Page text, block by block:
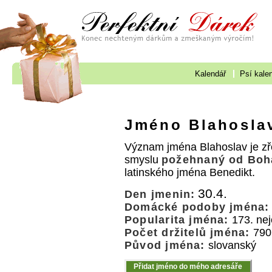
Kalendář Psí
Jméno
Význam jména Blahoslav je
smyslu požehnaný od
latinského jména Benedikt.
Den jmenin: 30.4.
Domácké podoby jména:
Popularita jména: 173.
Počet držitelů jména: 790
Původ jména: slovanský
Přidat jméno do mého adresáře